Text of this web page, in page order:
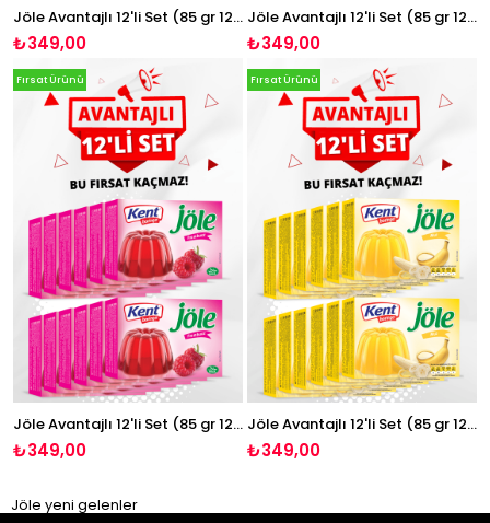
Jöle Avantajlı 12'li Set (85 gr 12 Adet Çilek Jöle)
₺349,00
Jöle Avantajlı 12'li Set (85 gr 12 Adet Portakal Jöle)
₺349,00
Jöle Avantajlı 12'li Set (85 gr 12 Adet Frambuaz Jöle)
₺349,00
Fırsat Ürünü
Jöle Avantajlı 12'li Set (85 gr 12 Adet Muzlu Jöle)
₺349,00
Fırsat Ürünü
Jöle yeni gelenler